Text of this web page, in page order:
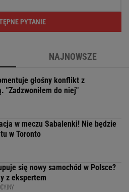
PYTANIE
NAJNOWSZE
głośny konflikt z
"Zadzwoniłem do niej"
w meczu Sabalenki! Nie będzie
w Toronto
się nowy samochód w Polsce?
z ekspertem